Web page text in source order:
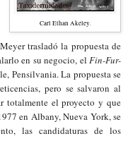
Carl Ethan Akeley.
trasladó la propuesta de
en su negocio, el Fin-Fur-
Pensilvania. La propuesta se
pero se salvaron al
totalmente el proyecto y que
en Albany, Nueva York, se
las candidaturas de los